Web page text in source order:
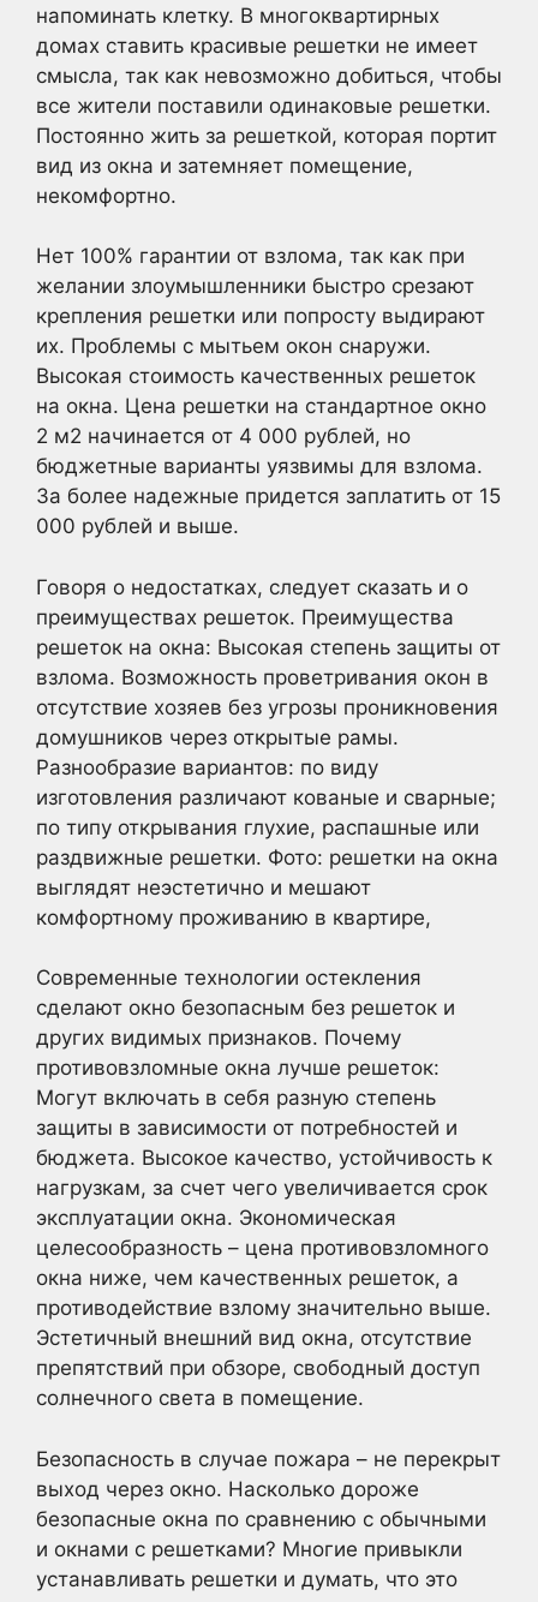
напоминать клетку. В многоквартирных
домах ставить красивые решетки не имеет
смысла, так как невозможно добиться, чтобы
все жители поставили одинаковые решетки.
Постоянно жить за решеткой, которая портит
вид из окна и затемняет помещение,
некомфортно.
Нет 100% гарантии от взлома, так как при
желании злоумышленники быстро срезают
крепления решетки или попросту выдирают
их. Проблемы с мытьем окон снаружи.
Высокая стоимость качественных решеток
на окна. Цена решетки на стандартное окно
2 м2 начинается от 4 000 рублей, но
бюджетные варианты уязвимы для взлома.
За более надежные придется заплатить от 15
000 рублей и выше.
Говоря о недостатках, следует сказать и о
преимуществах решеток. Преимущества
решеток на окна: Высокая степень защиты от
взлома. Возможность проветривания окон в
отсутствие хозяев без угрозы проникновения
домушников через открытые рамы.
Разнообразие вариантов: по виду
изготовления различают кованые и сварные;
по типу открывания глухие, распашные или
раздвижные решетки. Фото: решетки на окна
выглядят неэстетично и мешают
комфортному проживанию в квартире,
Современные технологии остекления
сделают окно безопасным без решеток и
других видимых признаков. Почему
противовзломные окна лучше решеток:
Могут включать в себя разную степень
защиты в зависимости от потребностей и
бюджета. Высокое качество, устойчивость к
нагрузкам, за счет чего увеличивается срок
эксплуатации окна. Экономическая
целесообразность – цена противовзломного
окна ниже, чем качественных решеток, а
противодействие взлому значительно выше.
Эстетичный внешний вид окна, отсутствие
препятствий при обзоре, свободный доступ
солнечного света в помещение.
Безопасность в случае пожара – не перекрыт
выход через окно. Насколько дороже
безопасные окна по сравнению с обычными
и окнами с решетками? Многие привыкли
устанавливать решетки и думать, что это